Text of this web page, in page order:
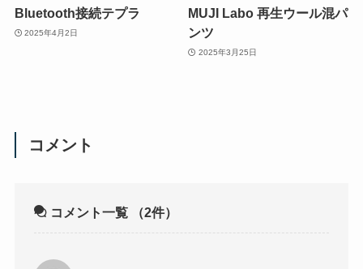
Bluetooth接続テプラ
2025年4月2日
MUJI Labo 再生ウール混パ
ンツ
2025年3月25日
コメント
コメント一覧 （2件）